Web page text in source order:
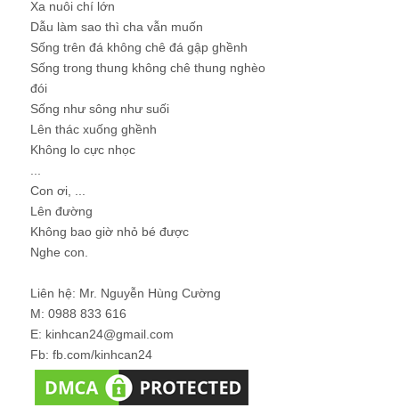
Xa nuôi chí lớn
Dẫu làm sao thì cha vẫn muốn
Sống trên đá không chê đá gập ghềnh
Sống trong thung không chê thung nghèo
đói
Sống như sông như suối
Lên thác xuống ghềnh
Không lo cực nhọc
Con ơi, ...
Lên đường
Không bao giờ nhỏ bé được
Nghe con.
Liên hệ: Mr. Nguyễn Hùng Cường
M: 0988 833 616
E: kinhcan24@gmail.com
Fb: fb.com/kinhcan24